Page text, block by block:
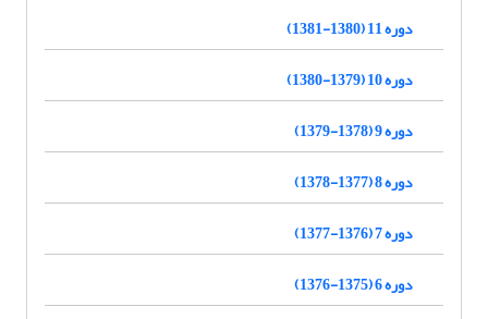
دوره 11 (1380-1381)
دوره 10 (1379-1380)
دوره 9 (1378-1379)
دوره 8 (1377-1378)
دوره 7 (1376-1377)
دوره 6 (1375-1376)